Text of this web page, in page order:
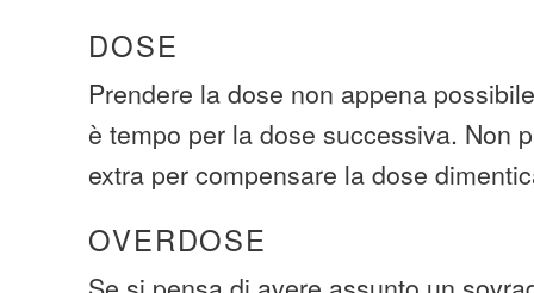
DOSE
Prendere la dose non appena
è tempo per la dose successiva. Non
extra per compensare la dose
OVERDOSE